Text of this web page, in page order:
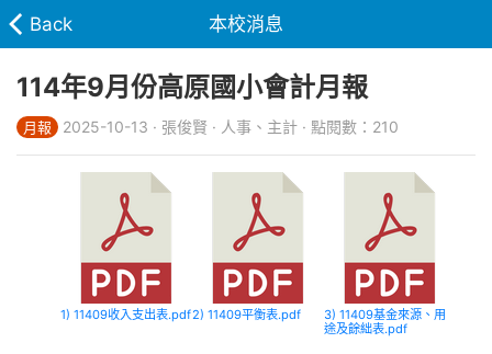
Back 本校消息
114年9月份高原國小會計月報
月報 2025-10-13 · 張俊賢 · 人事、主計 · 點閱數：210
1) 11409收入支出表.pdf2) 11409平衡表.pdf
3) 11409基金來源、用
途及餘絀表.pdf